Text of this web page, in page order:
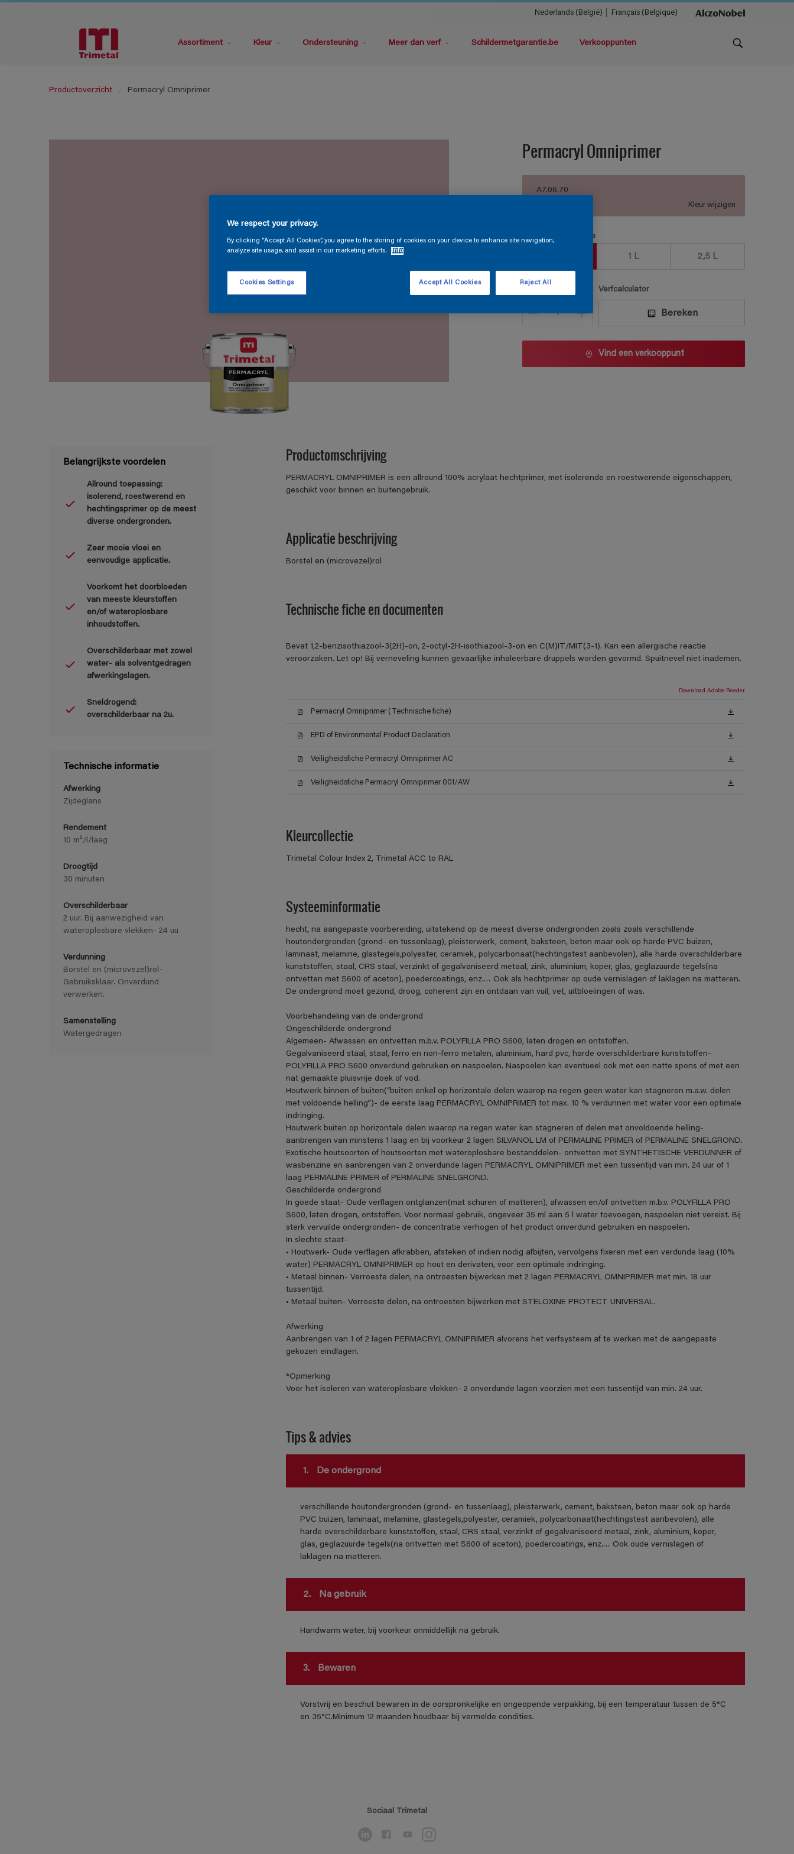
Nederlands (België) Français (Belgique)
Assortiment Kleur Ondersteuning Meer dan verf Schildermetgarantie.be Verkooppunten
Productoverzicht Permacryl Omniprimer
Permacryl Omniprimer
A7.06.70
Kleur wijzigen
Verpakkingsgrootte
1 L 2,5 L
Verfcalculator
Bereken
Vind een verkooppunt
Belangrijkste voordelen
Allround toepassing:
isolerend, roestwerend en
hechtingsprimer op de meest
diverse ondergronden.
Zeer mooie vloei en
eenvoudige applicatie.
Voorkomt het doorbloeden
van meeste kleurstoffen
en/of wateroplosbare
inhoudstoffen.
Overschilderbaar met zowel
water- als solventgedragen
afwerkingslagen.
Sneldrogend:
overschilderbaar na 2u.
Technische informatie
Afwerking
Zijdeglans
Rendement
10 m²/l/laag
Droogtijd
30 minuten
Overschilderbaar
2 uur. Bij aanwezigheid van
wateroplosbare vlekken- 24 uu
Verdunning
Borstel en (microvezel)rol-
Gebruiksklaar. Onverdund
verwerken.
Samenstelling
Watergedragen
Productomschrijving
PERMACRYL OMNIPRIMER is een allround 100% acrylaat hechtprimer, met isolerende en roestwerende eigenschappen,
geschikt voor binnen en buitengebruik.
Applicatie beschrijving
Borstel en (microvezel)rol
Technische fiche en documenten
Bevat 1,2-benzisothiazool-3(2H)-on, 2-octyl-2H-isothiazool-3-on en C(M)IT/MIT(3-1). Kan een allergische reactie
veroorzaken. Let op! Bij verneveling kunnen gevaarlijke inhaleerbare druppels worden gevormd. Spuitnevel niet inademen.
Download Adobe Reader
Permacryl Omniprimer (Technische fiche)
EPD of Environmental Product Declaration
Veiligheidsfiche Permacryl Omniprimer AC
Veiligheidsfiche Permacryl Omniprimer 001/AW
Kleurcollectie
Trimetal Colour Index 2, Trimetal ACC to RAL
Systeeminformatie
hecht, na aangepaste voorbereiding, uitstekend op de meest diverse ondergronden zoals zoals verschillende
houtondergronden (grond- en tussenlaag), pleisterwerk, cement, baksteen, beton maar ook op harde PVC buizen,
laminaat, melamine, glastegels,polyester, ceramiek, polycarbonaat(hechtingstest aanbevolen), alle harde overschilderbare
kunststoffen, staal, CRS staal, verzinkt of gegalvaniseerd metaal, zink, aluminium, koper, glas, geglazuurde tegels(na
ontvetten met S600 of aceton), poedercoatings, enz.… Ook als hechtprimer op oude vernislagen of laklagen na matteren.
De ondergrond moet gezond, droog, coherent zijn en ontdaan van vuil, vet, uitbloeiingen of was.
Voorbehandeling van de ondergrond
Ongeschilderde ondergrond
Algemeen- Afwassen en ontvetten m.b.v. POLYFILLA PRO S600, laten drogen en ontstoffen.
Gegalvaniseerd staal, staal, ferro en non-ferro metalen, aluminium, hard pvc, harde overschilderbare kunststoffen-
POLYFILLA PRO S600 onverdund gebruiken en naspoelen. Naspoelen kan eventueel ook met een natte spons of met een
nat gemaakte pluisvrije doek of vod.
Houtwerk binnen of buiten(“buiten enkel op horizontale delen waarop na regen geen water kan stagneren m.a.w. delen
met voldoende helling”)- de eerste laag PERMACRYL OMNIPRIMER tot max. 10 % verdunnen met water voor een optimale
indringing.
Houtwerk buiten op horizontale delen waarop na regen water kan stagneren of delen met onvoldoende helling-
aanbrengen van minstens 1 laag en bij voorkeur 2 lagen SILVANOL LM of PERMALINE PRIMER of PERMALINE SNELGROND.
Exotische houtsoorten of houtsoorten met wateroplosbare bestanddelen- ontvetten met SYNTHETISCHE VERDUNNER of
wasbenzine en aanbrengen van 2 onverdunde lagen PERMACRYL OMNIPRIMER met een tussentijd van min. 24 uur of 1
laag PERMALINE PRIMER of PERMALINE SNELGROND.
Geschilderde ondergrond
In goede staat- Oude verflagen ontglanzen(mat schuren of matteren), afwassen en/of ontvetten m.b.v. POLYFILLA PRO
S600, laten drogen, ontstoffen. Voor normaal gebruik, ongeveer 35 ml aan 5 l water toevoegen, naspoelen niet vereist. Bij
sterk vervuilde ondergronden- de concentratie verhogen of het product onverdund gebruiken en naspoelen.
In slechte staat-
• Houtwerk- Oude verflagen afkrabben, afsteken of indien nodig afbijten, vervolgens fixeren met een verdunde laag (10%
water) PERMACRYL OMNIPRIMER op hout en derivaten, voor een optimale indringing.
• Metaal binnen- Verroeste delen, na ontroesten bijwerken met 2 lagen PERMACRYL OMNIPRIMER met min. 18 uur
tussentijd.
• Metaal buiten- Verroeste delen, na ontroesten bijwerken met STELOXINE PROTECT UNIVERSAL.
Afwerking
Aanbrengen van 1 of 2 lagen PERMACRYL OMNIPRIMER alvorens het verfsysteem af te werken met de aangepaste
gekozen eindlagen.
*Opmerking
Voor het isoleren van wateroplosbare vlekken- 2 onverdunde lagen voorzien met een tussentijd van min. 24 uur.
Tips & advies
1. De ondergrond
verschillende houtondergronden (grond- en tussenlaag), pleisterwerk, cement, baksteen, beton maar ook op harde
PVC buizen, laminaat, melamine, glastegels,polyester, ceramiek, polycarbonaat(hechtingstest aanbevolen), alle
harde overschilderbare kunststoffen, staal, CRS staal, verzinkt of gegalvaniseerd metaal, zink, aluminium, koper,
glas, geglazuurde tegels(na ontvetten met S600 of aceton), poedercoatings, enz.… Ook oude vernislagen of
laklagen na matteren.
2. Na gebruik
Handwarm water, bij voorkeur onmiddellijk na gebruik.
3. Bewaren
Vorstvrij en beschut bewaren in de oorspronkelijke en ongeopende verpakking, bij een temperatuur tussen de 5°C
en 35°C.Minimum 12 maanden houdbaar bij vermelde condities.
Sociaal Trimetal
We respect your privacy.
By clicking “Accept All Cookies”, you agree to the storing of cookies on your device to enhance site navigation,
analyze site usage, and assist in our marketing efforts.
Info
Cookies Settings Reject All
Accept All Cookies